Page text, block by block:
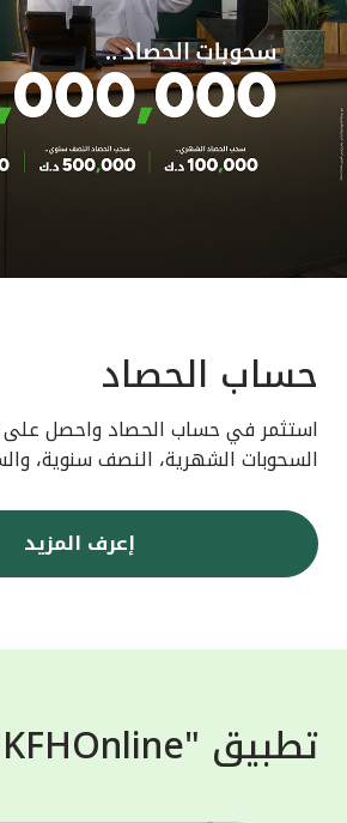
حساب الحصاد
استثمر في حساب الحصاد واحصل
السحوبات الشهرية، النصف سنوية،
إعرف المزيد
تطبيق "KFHOnline"